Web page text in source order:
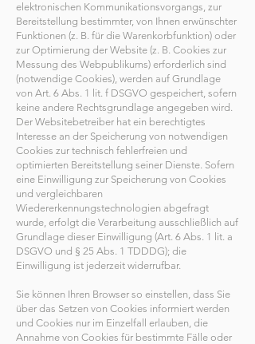
elektronischen Kommunikationsvorgangs, zur
Bereitstellung bestimmter, von Ihnen erwünschter
Funktionen (z. B. für die Warenkorbfunktion) oder
zur Optimierung der Website (z. B. Cookies zur
Messung des Webpublikums) erforderlich sind
(notwendige Cookies), werden auf Grundlage
von Art. 6 Abs. 1 lit. f DSGVO gespeichert, sofern
keine andere Rechtsgrundlage angegeben wird.
Der Websitebetreiber hat ein berechtigtes
Interesse an der Speicherung von notwendigen
Cookies zur technisch fehlerfreien und
optimierten Bereitstellung seiner Dienste. Sofern
eine Einwilligung zur Speicherung von Cookies
und vergleichbaren
Wiedererkennungstechnologien abgefragt
wurde, erfolgt die Verarbeitung ausschließlich auf
Grundlage dieser Einwilligung (Art. 6 Abs. 1 lit. a
DSGVO und § 25 Abs. 1 TDDDG); die
Einwilligung ist jederzeit widerrufbar.
Sie können Ihren Browser so einstellen, dass Sie
über das Setzen von Cookies informiert werden
und Cookies nur im Einzelfall erlauben, die
Annahme von Cookies für bestimmte Fälle oder